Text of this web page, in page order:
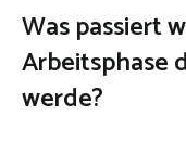
Was passiert
Arbeitsphase
werde?